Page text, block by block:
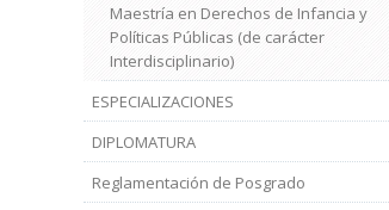
Maestría en Derechos de Infancia y
Políticas Públicas (de carácter
Interdisciplinario)
ESPECIALIZACIONES
DIPLOMATURA
Reglamentación de Posgrado